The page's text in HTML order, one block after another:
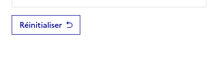
Réinitialiser